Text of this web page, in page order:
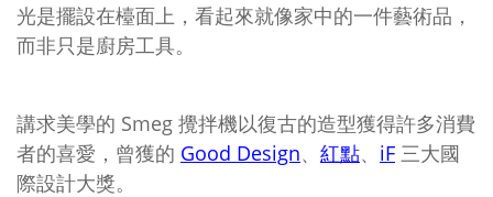
光是擺設在檯面上，看起來就像家中的一件藝術品，
而非只是廚房工具。
講求美學的 Smeg 攪拌機以復古的造型獲得許多消費
者的喜愛，曾獲的 Good Design、 紅點、 iF 三大國
際設計大獎。